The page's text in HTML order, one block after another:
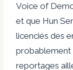
Voice of
et que Hun
licenciés des
probablement
reportages